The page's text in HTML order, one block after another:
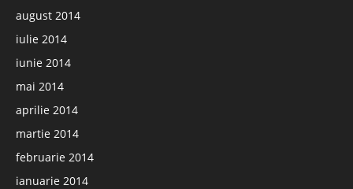
august 2014
iulie 2014
iunie 2014
mai 2014
aprilie 2014
martie 2014
februarie 2014
ianuarie 2014